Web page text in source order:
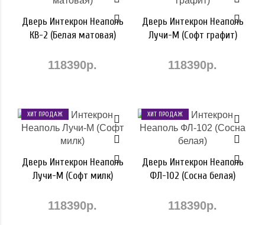
Дверь Интекрон Неаполь
КВ-2 (Белая матовая)
118390р.
Дверь Интекрон Неаполь
Лучи-М (Софт графит)
118390р.
ХИТ ПРОДАЖ
Дверь Интекрон Неаполь
Лучи-М (Софт милк)
118390р.
ХИТ ПРОДАЖ
Дверь Интекрон Неаполь
ФЛ-102 (Сосна белая)
118390р.